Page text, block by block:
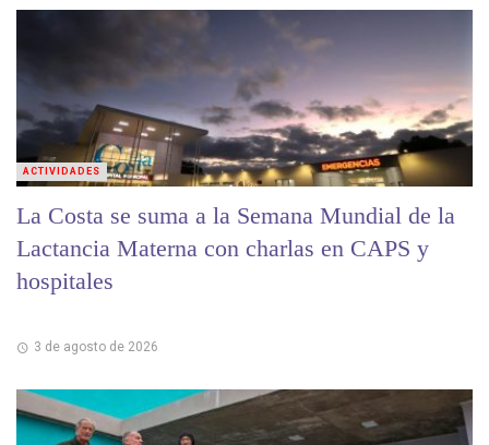
La Costa se suma a la Semana Mundial de la
Lactancia Materna con charlas en CAPS y
hospitales
3 de agosto de 2026
ACTIVIDADES